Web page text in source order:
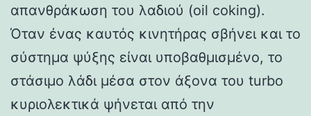
απανθράκωση του λαδιού (oil coking).
Όταν ένας καυτός κινητήρας σβήνει και το
σύστημα ψύξης είναι υποβαθμισμένο, το
στάσιμο λάδι μέσα στον άξονα του turbo
κυριολεκτικά ψήνεται από την